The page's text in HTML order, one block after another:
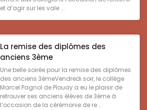
et d’agir sur les vale ...
La remise des diplômes des
anciens 3ème
Une belle soirée pour la remise des diplômes
des anciens 3èmeVendredi soir, le collège
Marcel Pagnol de Plouay a eu le plaisir de
retrouver ses anciens élèves de 3ème à
l’occasion de la cérémonie de re ...